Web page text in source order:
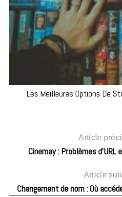
Les Meilleures Options De
Article
Cinemay : Problèmes
Article
Changement de nom : Où